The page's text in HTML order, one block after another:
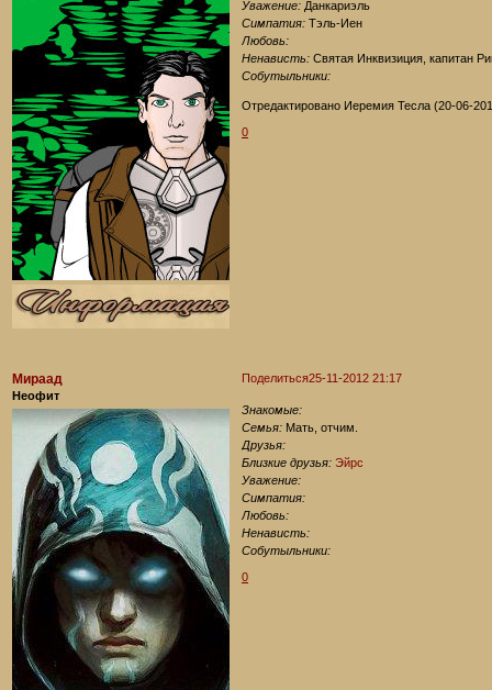
Уважение: Данкариэль
Симпатия: Тэль-Иен
Любовь:
Ненависть: Святая Инквизиция, капитан
Собутыльники:
Отредактировано Иеремия Тесла (20-06-
0
Поделиться25-11-2012 21:17
Мираад
Неофит
Знакомые:
Семья: Мать, отчим.
Друзья:
Близкие друзья: Эйрс
Уважение:
Симпатия:
Любовь:
Ненависть:
Собутыльники:
0